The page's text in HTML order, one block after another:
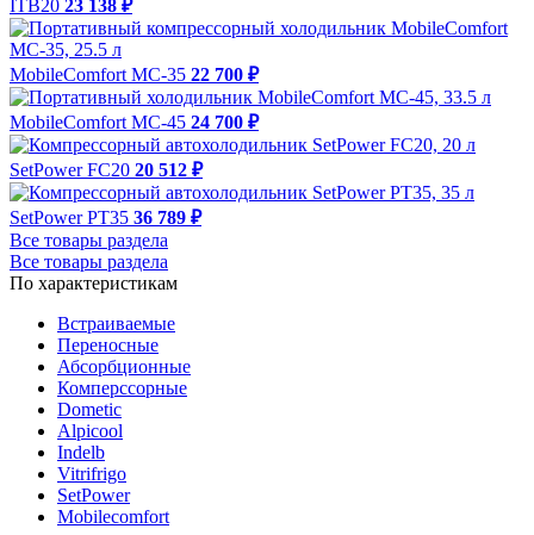
ITB20 23 138 ₽
MobileComfort MC-35 22 700 ₽
MobileComfort MC-45 24 700 ₽
SetPower FC20 20 512 ₽
SetPower PT35 36 789 ₽
Все товары раздела
Все товары раздела
По характеристикам
Встраиваемые
Переносные
Абсорбционные
Комперссорные
Dometic
Alpicool
Indelb
Vitrifrigo
SetPower
Mobilecomfort